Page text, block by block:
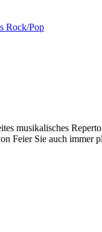
Rock/Pop
musikalisches
Feier Sie auch immer